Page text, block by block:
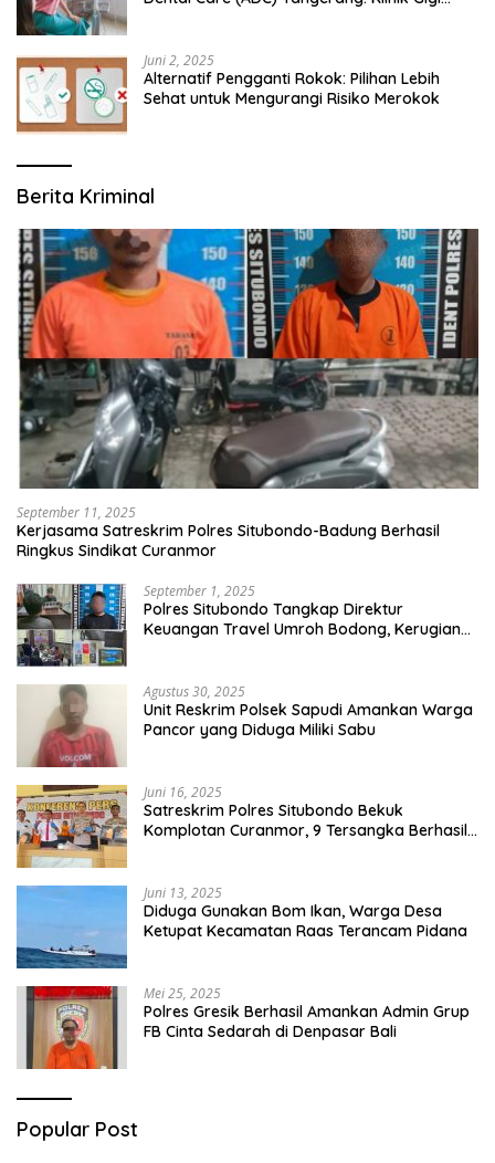
Juni 2, 2025
Alternatif Pengganti Rokok: Pilihan Lebih
Sehat untuk Mengurangi Risiko Merokok
Berita Kriminal
September 11, 2025
Kerjasama Satreskrim Polres Situbondo-Badung Berhasil
Ringkus Sindikat Curanmor
September 1, 2025
Polres Situbondo Tangkap Direktur
Keuangan Travel Umroh Bodong, Kerugian
Agustus 30, 2025
Unit Reskrim Polsek Sapudi Amankan Warga
Pancor yang Diduga Miliki Sabu
Juni 16, 2025
Satreskrim Polres Situbondo Bekuk
Komplotan Curanmor, 9 Tersangka Berhasil
Juni 13, 2025
Diduga Gunakan Bom Ikan, Warga Desa
Ketupat Kecamatan Raas Terancam Pidana
Mei 25, 2025
Polres Gresik Berhasil Amankan Admin Grup
FB Cinta Sedarah di Denpasar Bali
Popular Post